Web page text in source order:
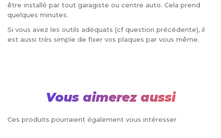
être installé par tout garagiste ou centre auto. Cela prend
quelques minutes.
Si vous avez les outils adéquats (cf question précédente), il
est aussi très simple de fixer vos plaques par vous même.
Vous aimerez aussi
Ces produits pourraient également vous intéresser